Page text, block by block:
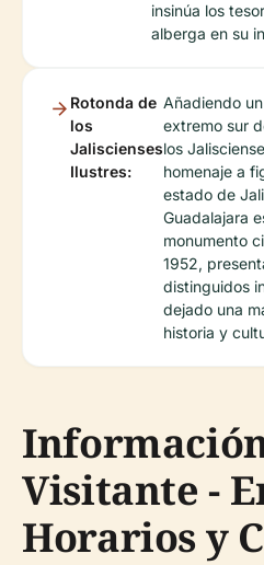
insinúa los
alberga en su
Rotonda de
los
Jaliscienses
Ilustres:
Añadiendo
extremo sur
los
homenaje a
estado de
Guadalajara
monumento
1952,
distinguidos
dejado una
historia y
Visitante -
Horarios y